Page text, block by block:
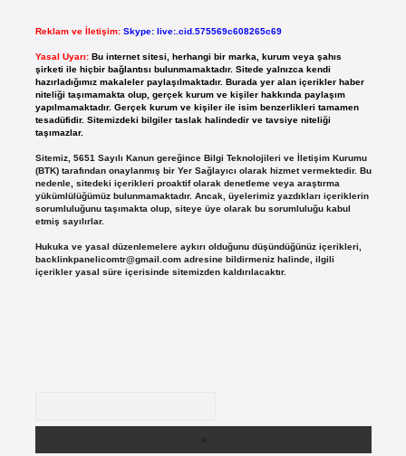
Reklam ve İletişim: Skype: live:.cid.575569c608265c69
Yasal Uyarı: Bu internet sitesi, herhangi bir marka, kurum veya şahıs
şirketi ile hiçbir bağlantısı bulunmamaktadır. Sitede yalnızca kendi
hazırladığımız makaleler paylaşılmaktadır. Burada yer alan içerikler haber
niteliği taşımamakta olup, gerçek kurum ve kişiler hakkında paylaşım
yapılmamaktadır. Gerçek kurum ve kişiler ile isim benzerlikleri tamamen
tesadüfidir. Sitemizdeki bilgiler taslak halindedir ve tavsiye niteliği
taşımazlar.
Sitemiz, 5651 Sayılı Kanun gereğince Bilgi Teknolojileri ve İletişim Kurumu
(BTK) tarafından onaylanmış bir Yer Sağlayıcı olarak hizmet vermektedir. Bu
nedenle, sitedeki içerikleri proaktif olarak denetleme veya araştırma
yükümlülüğümüz bulunmamaktadır. Ancak, üyelerimiz yazdıkları içeriklerin
sorumluluğunu taşımakta olup, siteye üye olarak bu sorumluluğu kabul
etmiş sayılırlar.
Hukuka ve yasal düzenlemelere aykırı olduğunu düşündüğünüz içerikleri,
backlinkpanelicomtr@gmail.comadresine bildirmeniz halinde, ilgili
içerikler yasal süre içerisinde sitemizden kaldırılacaktır.